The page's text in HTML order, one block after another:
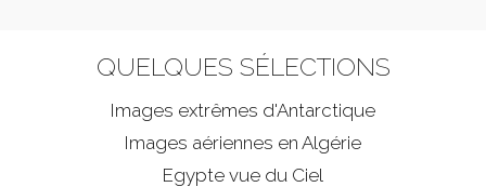
QUELQUES SÉLECTIONS
Images extrêmes d'Antarctique
Images aériennes en Algérie
Egypte vue du Ciel